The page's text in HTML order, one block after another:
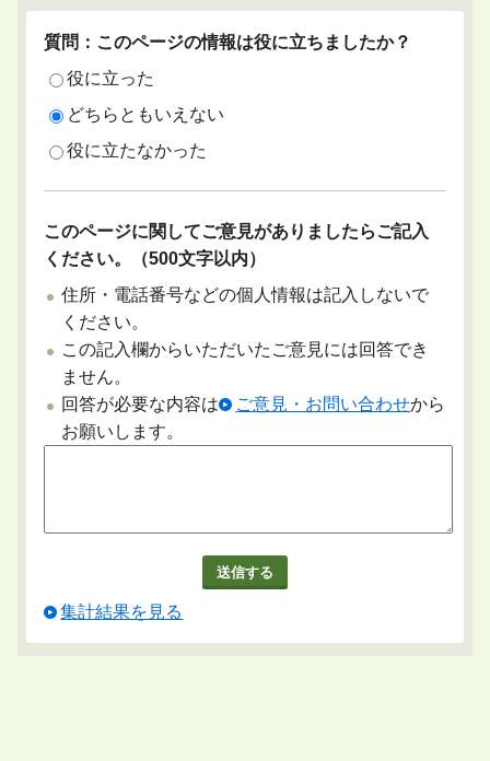
質問：このページの情報は役に立ちましたか？
役に立った
どちらともいえない
役に立たなかった
このページに関してご意見がありましたらご記入
ください。（500文字以内）
住所・電話番号などの個人情報は記入しないで
ください。
この記入欄からいただいたご意見には回答でき
ません。
回答が必要な内容は
ご意見・お問い合わせから
お願いします。
集計結果を見る